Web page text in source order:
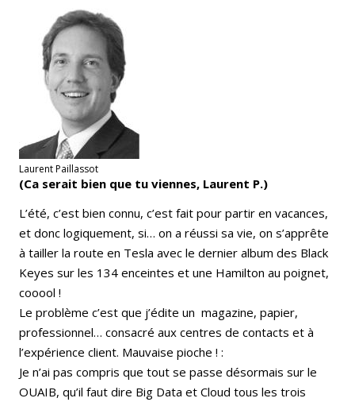
Laurent Paillassot
(Ca serait bien que tu viennes, Laurent P.)
L’été, c’est bien connu, c’est fait pour partir en vacances,
et donc logiquement, si… on a réussi sa vie, on s’apprête
à tailler la route en Tesla avec le dernier album des Black
Keyes sur les 134 enceintes et une Hamilton au poignet,
cooool !
Le problème c’est que j’édite un magazine, papier,
professionnel… consacré aux centres de contacts et à
l’expérience client. Mauvaise pioche ! :
Je n’ai pas compris que tout se passe désormais sur le
OUAIB, qu’il faut dire Big Data et Cloud tous les trois